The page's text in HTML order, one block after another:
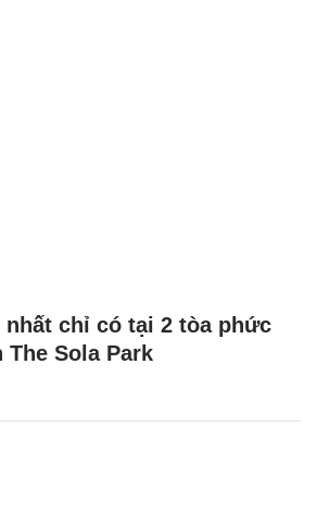
nhất chỉ có tại 2 tòa phức
Sola Park